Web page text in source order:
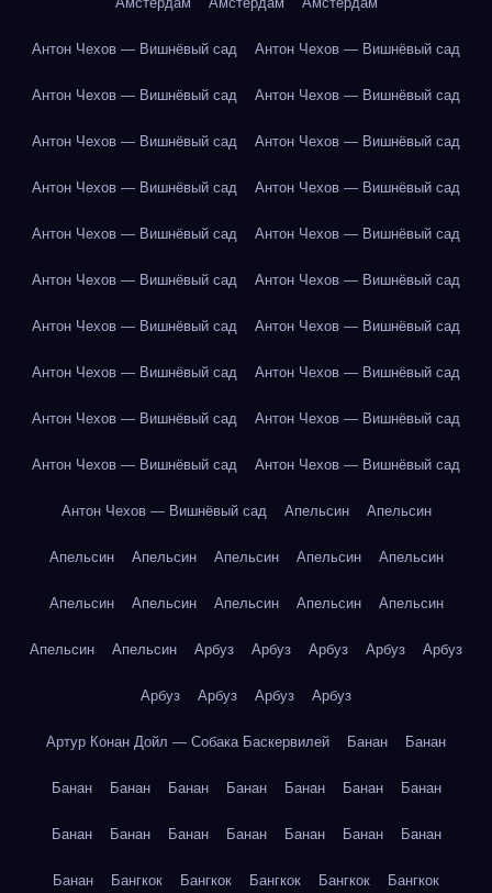
Антон Чехов — Вишнёвый сад Антон Чехов — Вишнёвый сад
Антон Чехов — Вишнёвый сад Антон Чехов — Вишнёвый сад
Антон Чехов — Вишнёвый сад Антон Чехов — Вишнёвый сад
Антон Чехов — Вишнёвый сад Антон Чехов — Вишнёвый сад
Антон Чехов — Вишнёвый сад Антон Чехов — Вишнёвый сад
Антон Чехов — Вишнёвый сад Антон Чехов — Вишнёвый сад
Антон Чехов — Вишнёвый сад Антон Чехов — Вишнёвый сад
Антон Чехов — Вишнёвый сад Антон Чехов — Вишнёвый сад
Антон Чехов — Вишнёвый сад Антон Чехов — Вишнёвый сад
Антон Чехов — Вишнёвый сад Антон Чехов — Вишнёвый сад
Антон Чехов — Вишнёвый сад Апельсин Апельсин
Апельсин Апельсин Апельсин Апельсин Апельсин
Апельсин Апельсин Апельсин Апельсин Апельсин
Апельсин Апельсин Арбуз Арбуз Арбуз Арбуз Арбуз
Арбуз Арбуз Арбуз Арбуз
Артур Конан Дойл — Собака Баскервилей Банан Банан
Банан Банан Банан Банан Банан Банан Банан
Банан Банан Банан Банан Банан Банан Банан
Банан Бангкок Бангкок Бангкок Бангкок Бангкок